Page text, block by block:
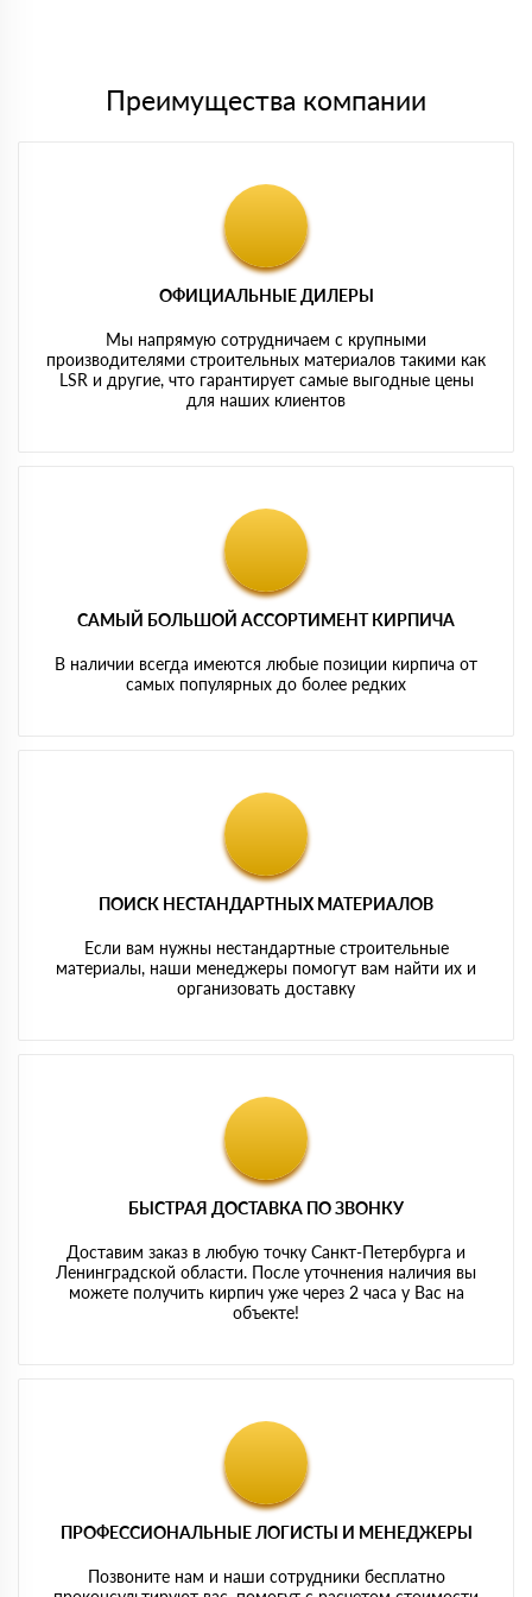
Преимущества компании
ОФИЦИАЛЬНЫЕ ДИЛЕРЫ
Мы напрямую сотрудничаем с крупными
производителями строительных материалов такими как
LSR и другие, что гарантирует самые выгодные цены
для наших клиентов
САМЫЙ БОЛЬШОЙ АССОРТИМЕНТ КИРПИЧА
В наличии всегда имеются любые позиции кирпича от
самых популярных до более редких
ПОИСК НЕСТАНДАРТНЫХ МАТЕРИАЛОВ
Если вам нужны нестандартные строительные
материалы, наши менеджеры помогут вам найти их и
организовать доставку
БЫСТРАЯ ДОСТАВКА ПО ЗВОНКУ
Доставим заказ в любую точку Санкт-Петербурга и
Ленинградской области. После уточнения наличия вы
можете получить кирпич уже через 2 часа у Вас на
объекте!
ПРОФЕССИОНАЛЬНЫЕ ЛОГИСТЫ И МЕНЕДЖЕРЫ
Позвоните нам и наши сотрудники бесплатно